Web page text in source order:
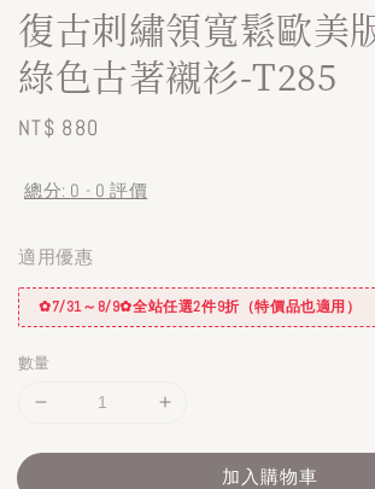
復古刺繡領寬鬆歐美
綠色古著襯衫-T285
Regular
NT$ 880
總分: 0 - 0 評價
適用優惠
✿7/31～8/9✿全站任選2件9折（特價品也適用）
數量
加入購物車